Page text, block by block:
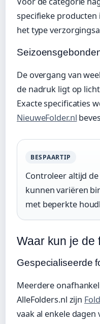
specifieke producten
het type
De overgang van
de nadruk ligt op
Exacte specificaties
NieuweFolder.nl
BESPAARTIP
Controleer altijd
kunnen variëren
met beperkte
Waar kun je de
Gespecialiseerde
Meerdere
AlleFolders.nl zijn
vaak al enkele